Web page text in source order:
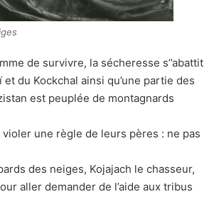
de survivre, la sécheresse s’’abattit
du Kockchal ainsi qu’une partie des
est peuplée de montagnards
une règle de leurs pères : ne pas
des neiges, Kojajach le chasseur,
aller demander de l’aide aux tribus